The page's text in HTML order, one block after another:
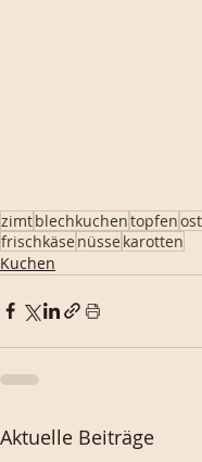
zimtblechkuchentopfen
frischkäse nüsse karotten
Kuchen
Aktuelle Beiträge